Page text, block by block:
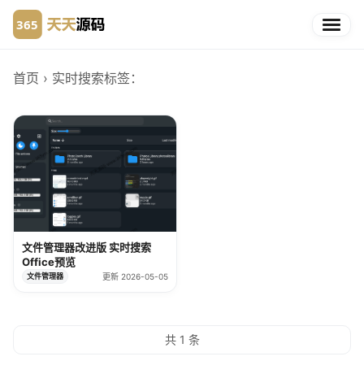
首页 › 实时搜索标签：
文件管理器改进版 实时搜索
Office预览
文件管理器 更新 2026-05-05
共 1 条